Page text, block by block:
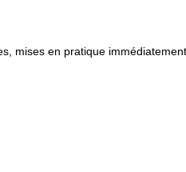
mises en pratique immédiatement.